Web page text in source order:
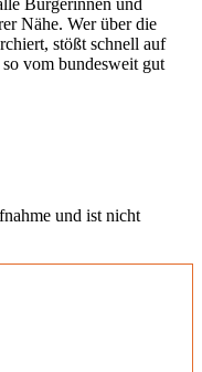
Bürgerinnen und
Nähe. Wer über die
stößt schnell auf
vom bundesweit gut
und ist nicht